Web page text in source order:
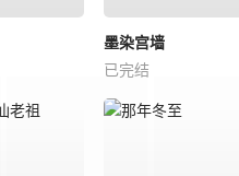
墨染宫墙
已完结